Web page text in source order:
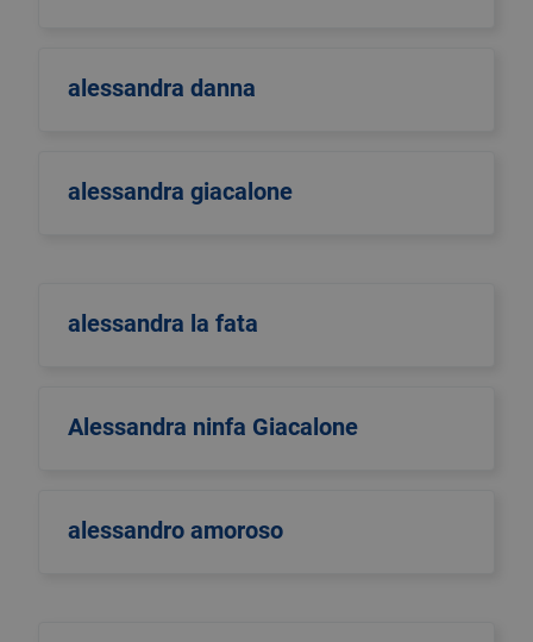
alessandra danna
alessandra giacalone
alessandra la fata
Alessandra ninfa Giacalone
alessandro amoroso